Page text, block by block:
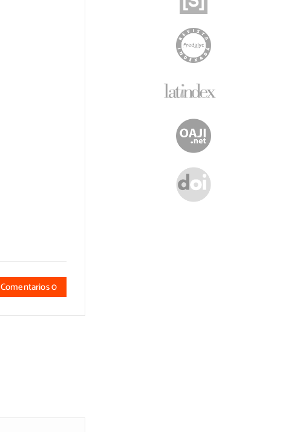
Comentarios 0